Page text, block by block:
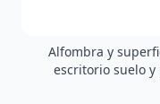
Alfombra y
escritorio suelo y